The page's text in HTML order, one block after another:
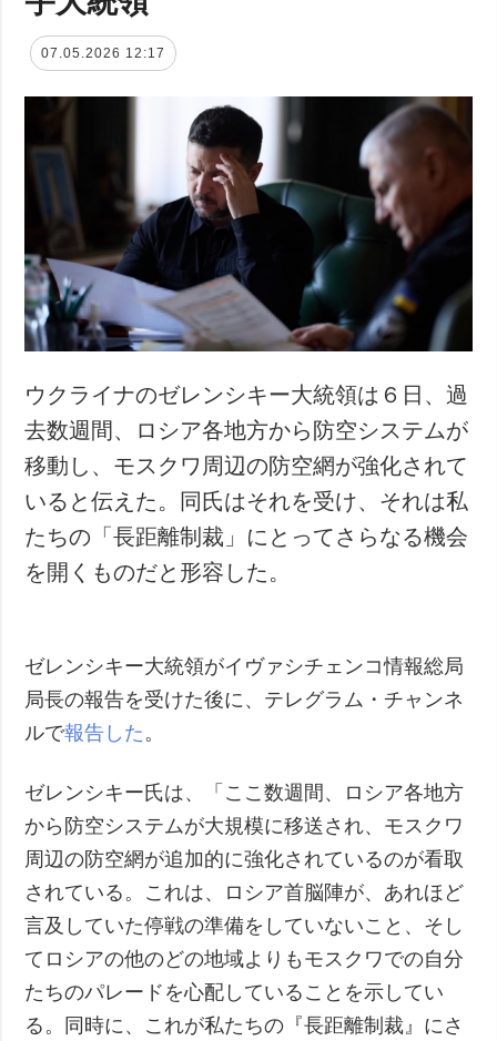
07.05.2026 12:17
ウクライナのゼレンシキー大統領は６日、過
去数週間、ロシア各地方から防空システムが
移動し、モスクワ周辺の防空網が強化されて
いると伝えた。同氏はそれを受け、それは私
たちの「長距離制裁」にとってさらなる機会
を開くものだと形容した。
ゼレンシキー大統領がイヴァシチェンコ情報総局
局長の報告を受けた後に、テレグラム・チャンネ
ルで報告した。
ゼレンシキー氏は、「ここ数週間、ロシア各地方
から防空システムが大規模に移送され、モスクワ
周辺の防空網が追加的に強化されているのが看取
されている。これは、ロシア首脳陣が、あれほど
言及していた停戦の準備をしていないこと、そし
てロシアの他のどの地域よりもモスクワでの自分
たちのパレードを心配していることを示してい
る。同時に、これが私たちの『長距離制裁』にさ